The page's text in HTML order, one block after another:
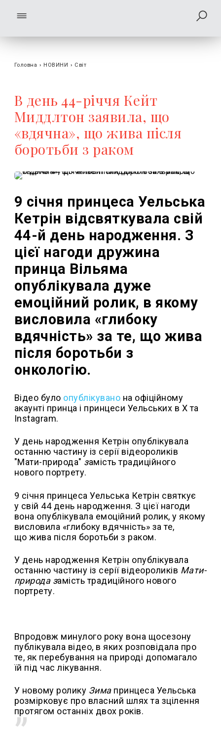
Головна › НОВИНИ › Світ
В день 44-річчя Кейт
Миддлтон заявила, що
«вдячна», що жива після
боротьби з раком
9 січня принцеса Уельська
Кетрін відсвяткувала свій
44-й день народження. З
цієї нагоди дружина
принца Вільяма
опублікувала дуже
емоційний ролик, в якому
висловила «глибоку
вдячність» за те, що жива
після боротьби з
онкологію.
Відео було опублікувано на офіційному
акаунті принца і принцеси Уельських в Х та
Instagram.
У день народження Кетрін опублікувала
останню частину із серії відеороликів
"Мати-природа" замість традиційного
нового портрету.
9 січня принцеса Уельська Кетрін святкує
у свій 44 день народження. З цієї нагоди
вона опублікувала емоційний ролик, у якому
висловила «глибоку вдячність» за те,
що жива після боротьби з раком.
У день народження Кетрін опублікувала
останню частину із серії відеороликів Мати-
природа замість традиційного нового
портрету.
Впродовж минулого року вона щосезону
публікувала відео, в яких розповідала про
те, як перебування на природі допомагало
їй під час лікування.
У новому ролику Зимапринцеса Уельська
розмірковує про власний шлях та зцілення
протягом останніх двох років.